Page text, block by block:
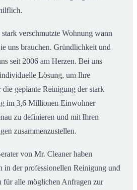
verschmutzte Wohnung wann
uns brauchen. Gründlichkeit und
seit 2006 am Herzen. Bei uns
Lösung, um Ihre
geplante Reinigung der stark
im 3,6 Millionen Einwohner
zu definieren und mit Ihren
zusammenzustellen.
von Mr. Cleaner haben
in der professionellen Reinigung und
für alle möglichen Anfragen zur